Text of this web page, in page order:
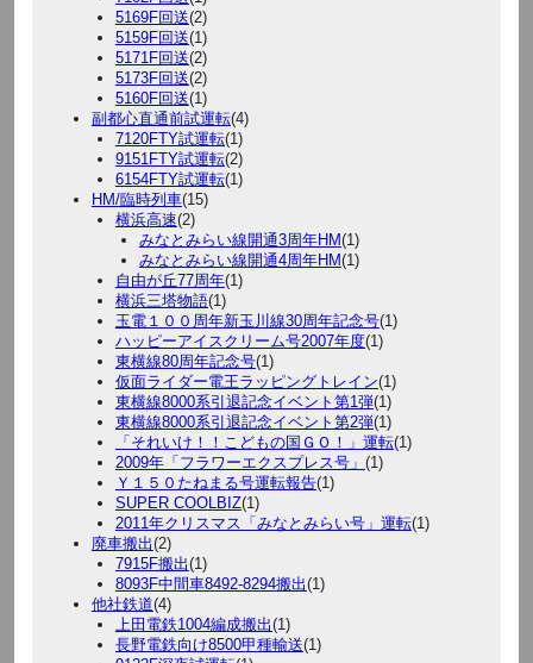
5169F回送(2)
5159F回送(1)
5171F回送(2)
5173F回送(2)
5160F回送(1)
副都心直通前試運転(4)
7120FTY試運転(1)
9151FTY試運転(2)
6154FTY試運転(1)
HM/臨時列車(15)
横浜高速(2)
みなとみらい線開通3周年HM(1)
みなとみらい線開通4周年HM(1)
自由が丘77周年(1)
横浜三塔物語(1)
玉電１００周年新玉川線30周年記念号(1)
ハッピーアイスクリーム号2007年度(1)
東横線80周年記念号(1)
仮面ライダー電王ラッピングトレイン(1)
東横線8000系引退記念イベント第1弾(1)
東横線8000系引退記念イベント第2弾(1)
「それいけ！！こどもの国ＧＯ！」運転(1)
2009年「フラワーエクスプレス号」 (1)
Ｙ１５０たねまる号運転報告(1)
SUPER COOLBIZ(1)
2011年クリスマス「みなとみらい号」運転(1)
廃車搬出(2)
7915F搬出(1)
8093F中間車8492-8294搬出(1)
他社鉄道(4)
上田電鉄1004編成搬出(1)
長野電鉄向け8500甲種輸送(1)